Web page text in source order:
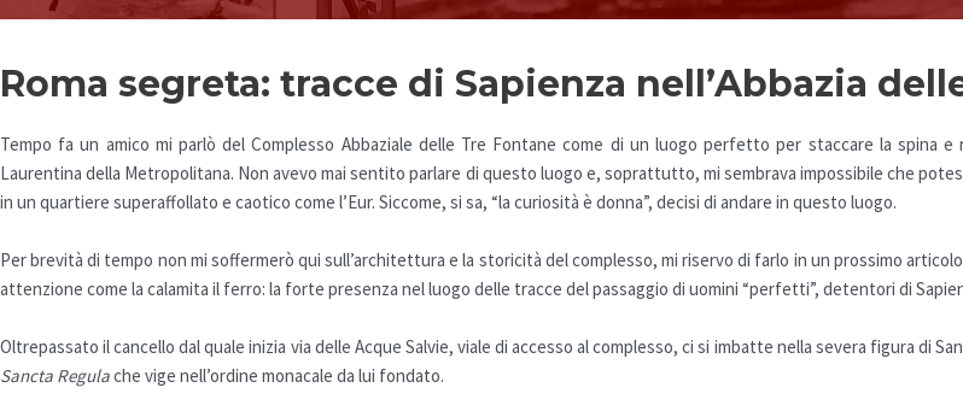
Roma segreta: tracce di Sapienza nell’Abbazia
Tempo fa un amico mi parlò del Complesso Abbaziale delle Tre Fontane come di un luogo perfetto per staccare la spina e
Laurentina della Metropolitana. Non avevo mai sentito parlare di questo luogo e, soprattutto, mi sembrava impossibile che
in un quartiere superaffollato e caotico come l’Eur. Siccome, si sa, “la curiosità è donna”, decisi di andare in questo luogo.
Per brevità di tempo non mi soffermerò qui sull’architettura e la storicità del complesso, mi riservo di farlo in un prossimo
attenzione come la calamita il ferro: la forte presenza nel luogo delle tracce del passaggio di uomini “perfetti”, detentori di
Oltrepassato il cancello dal quale inizia via delle Acque Salvie, viale di accesso al complesso, ci si imbatte nella severa figura di
Sancta Regulache vige nell’ordine monacale da lui fondato.